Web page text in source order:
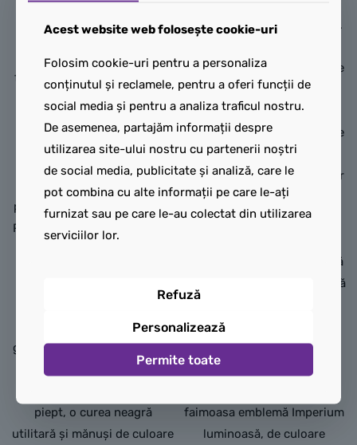
zâmbet larg, entuziasmat,
gata să explice cum
funcționează condensatorul
de flux ( Flux Capacitor
Torsul:
White.
Reprezintă celebrul său
costum alb de protecție
împotriva radiațiilor (cel
purtat în parcarea de la Twin
Pines Mall în 1985), imprimat
costumului, faimoasa siglă
galbenă de avertizare pentru
pericol nuclear (
Radiation
piept, o curea neagră
utilitară și mănuși de culoare
un vizor cibnetic strălucitor.
Nougat, imprimat pe ambele
fețe ( Dual-Sided). Prezintă
trăsături faciale severe și
cyber-implanturi metalice pe
laterale. O parte are o
expresie rece și calculată, iar
cealaltă parte o grimasă de
furie în timpul bătăliei.
(negru). Reprezintă o armură
grea de comandat, imprimată
pe ambele fețe cu detalii
high-tech uimitoare.
Designul include plăci
metalice în nuanțe de gri și
faimoasa emblemă Imperium
luminoasă, de culoare
Acest website web folosește cookie-uri
Folosim cookie-uri pentru a personaliza
conținutul și reclamele, pentru a oferi funcții de
social media și pentru a analiza traficul nostru.
De asemenea, partajăm informații despre
utilizarea site-ului nostru cu partenerii noștri
de social media, publicitate și analiză, care le
pot combina cu alte informații pe care le-ați
furnizat sau pe care le-au colectat din utilizarea
serviciilor lor.
Refuză
Personalizează
Permite toate